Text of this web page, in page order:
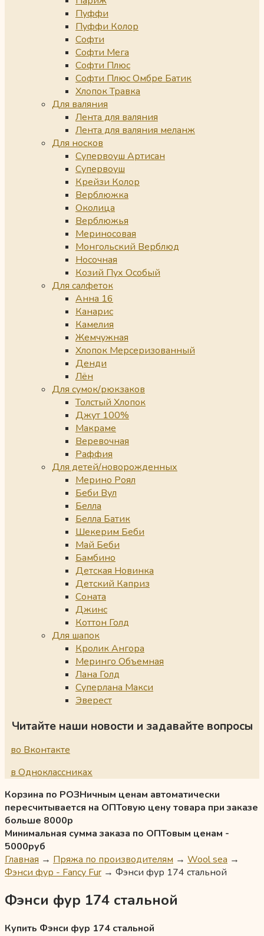
Пуффи
Пуффи Колор
Софти
Софти Мега
Софти Плюс
Софти Плюс Омбре Батик
Хлопок Травка
Для валяния
Лента для валяния
Лента для валяния меланж
Для носков
Супервоуш Артисан
Супервоуш
Крейзи Колор
Верблюжка
Околица
Верблюжья
Мериносовая
Монгольский Верблюд
Носочная
Козий Пух Особый
Для салфеток
Анна 16
Канарис
Камелия
Жемчужная
Хлопок Мерсеризованный
Денди
Лён
Для сумок/рюкзаков
Толстый Хлопок
Джут 100%
Макраме
Веревочная
Раффия
Для детей/новорожденных
Мерино Роял
Беби Вул
Белла
Белла Батик
Шекерим Беби
Май Беби
Бамбино
Детская Новинка
Детский Каприз
Соната
Джинс
Коттон Голд
Для шапок
Кролик Ангора
Меринго Объемная
Лана Голд
Суперлана Макси
Эверест
Читайте наши новости и задавайте вопросы
во Вконтакте
в Одноклассниках
Корзина по РОЗНичным ценам автоматически
пересчитывается на ОПТовую цену товара при заказе
больше 8000р
Минимальная сумма заказа по ОПТовым ценам -
5000руб
Главная → Пряжа по производителям → Wool sea →
Фэнси фур - Fancy Fur → Фэнси фур 174 стальной
Фэнси фур 174 стальной
Купить Фэнси фур 174 стальной